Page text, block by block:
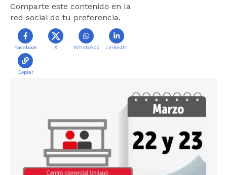
r
a
Comparte este contenido en la
red social de tu preferencia.
Facebook X WhatsApp LinkedIn
Copiar